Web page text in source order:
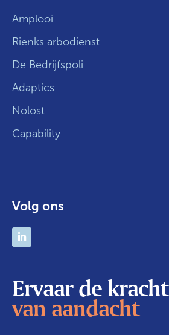
Amplooi
Rienks arbodienst
De Bedrijfspoli
Adaptics
Nolost
Capability
Volg ons
Ervaar de kracht
van aandacht